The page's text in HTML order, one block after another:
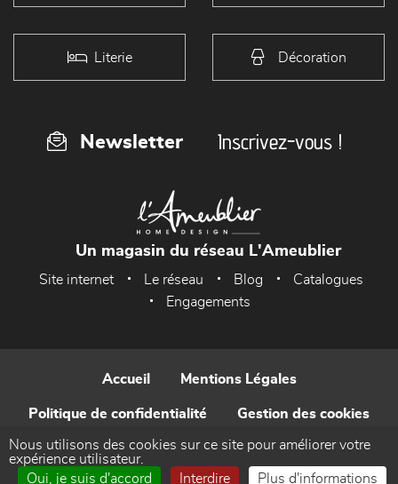
Literie Décoration
Newsletter Inscrivez-vous !
Un magasin du réseau L'Ameublier
Site internet Le réseau Blog
Catalogues
Engagements
Accueil Mentions Légales
Politique de confidentialité Gestion des cookies
Contact
Nous utilisons des cookies sur ce site pour améliorer votre
expérience utilisateur.
Oui, je suis d'accord
Interdire Plus d'informations